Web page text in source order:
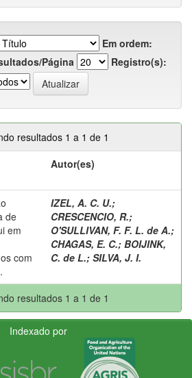
Em ordem:
Página
Registro(s):
resultados 1 a 1 de 1
Autor(es)
de
em
com
IZEL, A. C. U.;
CRESCENCIO, R.;
O'SULLIVAN, F. F. L. de A.;
CHAGAS, E. C.; BOIJINK,
C. de L.; SILVA, J. I.
resultados 1 a 1 de 1
Indexado por